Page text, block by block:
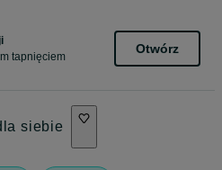
tapnięciem
Otwórz
siebie